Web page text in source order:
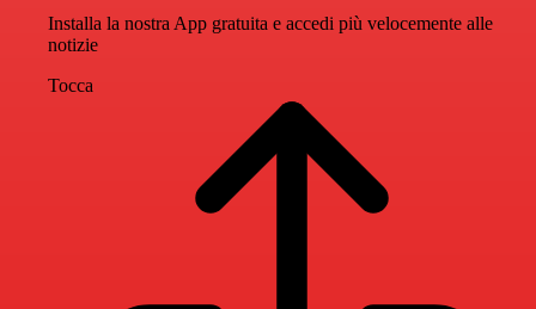
Installa la nostra App gratuita e accedi più velocemente alle
notizie
Tocca